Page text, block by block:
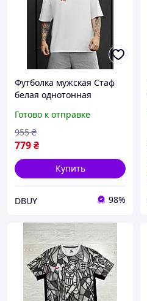
Футболка мужская Стаф
белая однотонная
world DBUY Футболка
чоловіча Стаф біла
однотонна спортивна
Staff mad
Готово к отправке
779₴
955 ₴
Купить
DBUY 98%